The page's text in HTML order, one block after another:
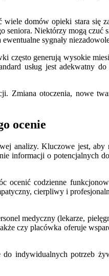
domów opieki stara się
Niektórzy mogą
sygnały
generują wysokie
usług jest adekwatny
Zmiana otoczenia, nowe
ocenie
analizy. Kluczowe jest,
informacji o potencjalnych
codzienne
cierpliwy i
medyczny (lekarze,
czy placówka oferuje
indywidualnych potrzeb